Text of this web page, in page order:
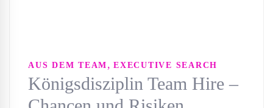
AUS DEM TEAM , EXECUTIVE SEARCH
Königsdisziplin Team Hire –